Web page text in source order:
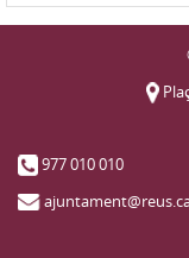
977 010 010